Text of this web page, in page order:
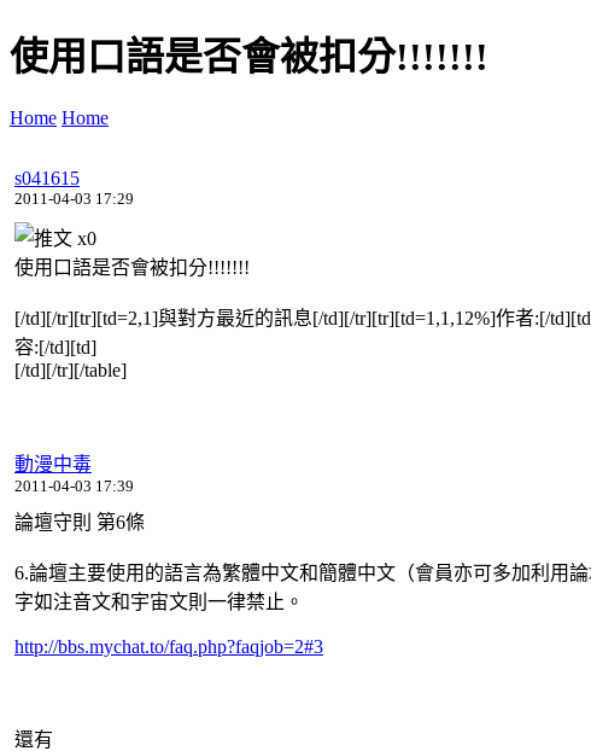
使用口語是否會被扣分!!!!!!!
Home Home
s041615
2011-04-03 17:29
x0
使用口語是否會被扣分!!!!!!!
[/td][/tr][tr][td=2,1]與對方最近的訊息[/td][/tr][tr][td=1,1,12%]作者:[/
容:[/td][td]
[/td][/tr][/table]
動漫中毒
2011-04-03 17:39
論壇守則 第6條
6.論壇主要使用的語言為繁體中文和簡體中文（會員亦可多加利用
字如注音文和宇宙文則一律禁止。
http://bbs.mychat.to/faq.php?faqjob=2#3
還有